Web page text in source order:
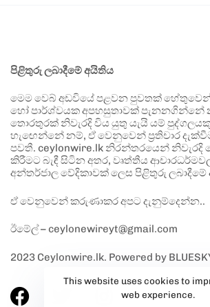
පිළිතුරු ලබාදීමේ අයිතිය
මෙම වෙබ් අඩවියේ පළවන පුවතක්
හෝ පාර්ශ්වයක අපහසුතාවක් පැනනගින්නේ
තොරතුරක් නිවැරදි විය යුතු යැයි යම්
හැඟෙන්නේ නම්, ඒ වෙනුවෙන් ප්‍රතිචාර
පවතී. ceylonwire.lk නිරන්තරයෙන් නිවැරදි
කිරීමට බැඳී සිටින අතර, වෘත්තීය
අන්තර්ජාල වේදිකාවක් ලෙස පිළිතුරු
ඒ වෙනුවෙන් කරුණාකර අපට දැනුම්දෙන්න..
ඊමේල් – ceylonewireyt@gmail.com
2023 Ceylonwire.lk. Powered by
This website uses cookies to
web experience.